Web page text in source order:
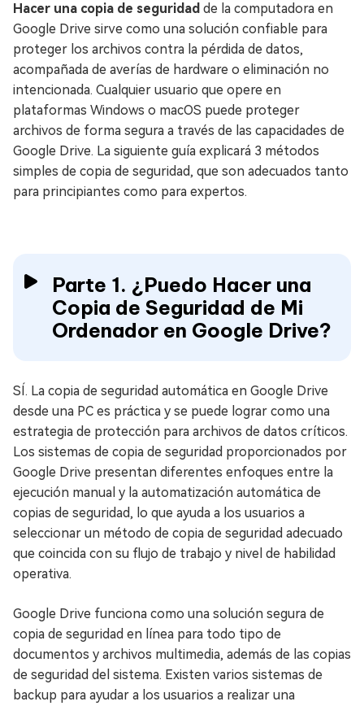
Hacer una copia de seguridad de la computadora en
Google Drive sirve como una solución confiable para
proteger los archivos contra la pérdida de datos,
acompañada de averías de hardware o eliminación no
intencionada. Cualquier usuario que opere en
plataformas Windows o macOS puede proteger
archivos de forma segura a través de las capacidades de
Google Drive. La siguiente guía explicará 3 métodos
simples de copia de seguridad, que son adecuados tanto
para principiantes como para expertos.
Parte 1. ¿Puedo Hacer una
Copia de Seguridad de Mi
Ordenador en Google Drive?
SÍ. La copia de seguridad automática en Google Drive
desde una PC es práctica y se puede lograr como una
estrategia de protección para archivos de datos críticos.
Los sistemas de copia de seguridad proporcionados por
Google Drive presentan diferentes enfoques entre la
ejecución manual y la automatización automática de
copias de seguridad, lo que ayuda a los usuarios a
seleccionar un método de copia de seguridad adecuado
que coincida con su flujo de trabajo y nivel de habilidad
operativa.
Google Drive funciona como una solución segura de
copia de seguridad en línea para todo tipo de
documentos y archivos multimedia, además de las copias
de seguridad del sistema. Existen varios sistemas de
backup para ayudar a los usuarios a realizar una